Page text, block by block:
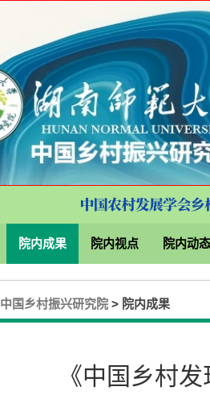
院内成果 院内视点 院内动态
中国乡村振兴研究院 > 院内成果
《中国乡村